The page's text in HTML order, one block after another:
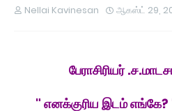
Nellai Kavinesan ஆகஸ்ட் 29,
பேராசிரியர்
" எனக்குரிய இடம்